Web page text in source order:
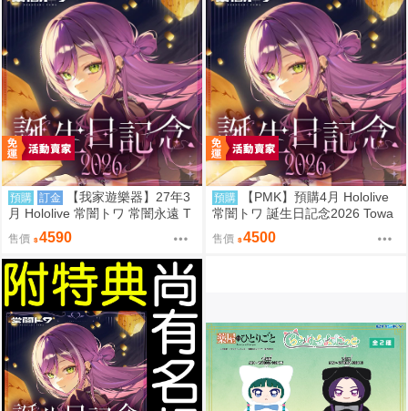
預購 訂金
【我家遊樂器】27年3
月 Hololive 常闇トワ 常闇永遠 T
owa 誕生日記念2026
售價 4590
預購
【PMK】預購4月 Hololive
常闇トワ 誕生日記念2026 Towa
售價 4500